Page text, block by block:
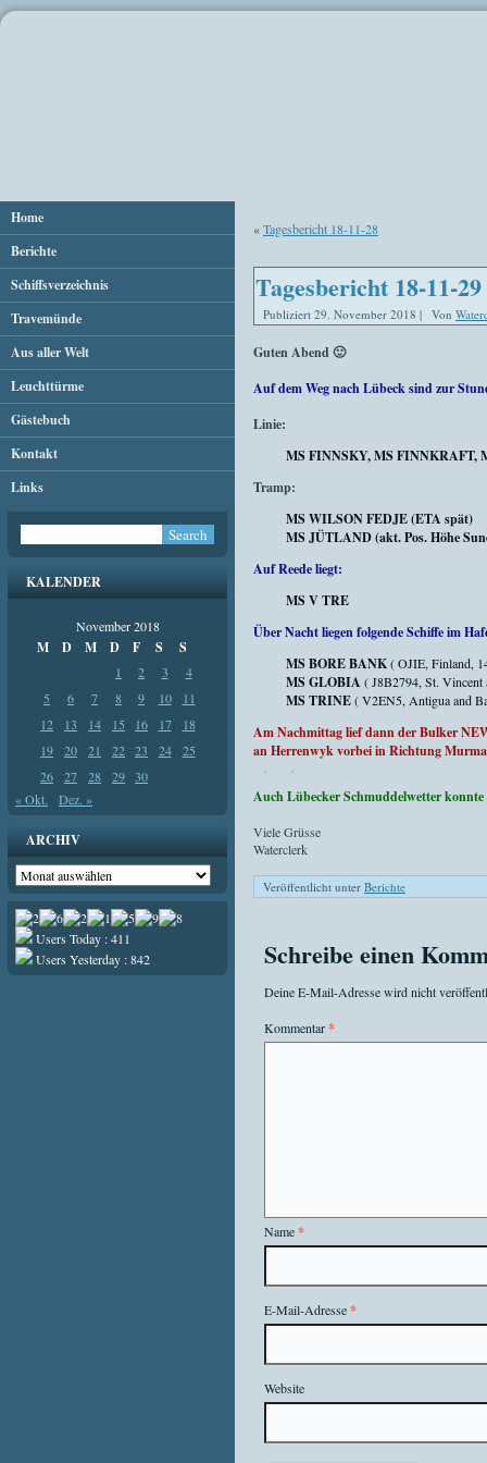
Home
Berichte
Schiffsverzeichnis
Travemünde
Aus aller Welt
Leuchttürme
Gästebuch
Kontakt
Links
KALENDER
November 2018
M D M D F S S
1 2 3
4
5
6 7 8 9 10
11
12
13 14 15 16 17
18
19
20 21 22 23 24
25
26
27 28 29 30
« Okt.
Dez. »
ARCHIV
Archiv
Users Today : 411
Users Yesterday : 842
«Tagesbericht 18-11-28
Tagesbericht 18-11-29
Publiziert 29. November 2018 | Von
Guten Abend 🙂
Auf dem Weg nach Lübeck sind zur
Linie:
MS FINNSKY, MS FINNKRAFT,
Tramp:
MS WILSON FEDJE (ETA spät)
MS JÜTLAND (akt. Pos. Höhe
Auf Reede liegt:
MS V TRE
Über Nacht liegen folgende Schiffe im
MS BORE BANK( OJIE, Finland,
MS GLOBIA (J8B2794, St. Vincent
MS TRINE( V2EN5, Antigua and
Am Nachmittag lief dann der Bulker
an Herrenwyk vorbei in Richtung
Auch Lübecker Schmuddelwetter
Viele Grüsse
Waterclerk
Veröffentlicht unter Berichte
Schreibe einen
Deine E-Mail-Adresse wird nicht
Kommentar*
Name*
E-Mail-Adresse*
Website